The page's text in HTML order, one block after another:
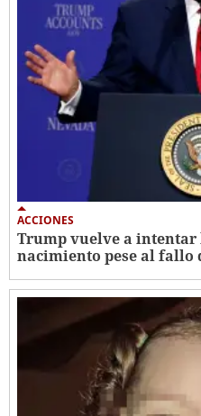
ACCIONES
Trump vuelve a
nacimiento pese al fallo